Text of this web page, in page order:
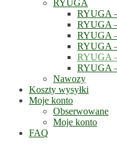
RYUGA
RYUGA
RYUGA
RYUGA
RYUGA
RYUGA
RYUGA
Nawozy
Koszty wysyłki
Moje konto
Obserwowane
Moje konto
FAQ